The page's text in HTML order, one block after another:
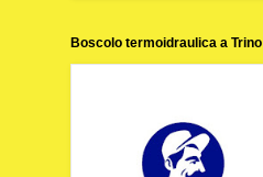
Boscolo termoidraulica a Trino